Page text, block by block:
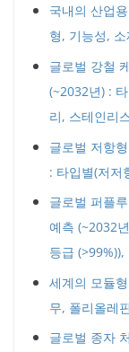
국내의 산업
형, 기능성,
글로벌 강철
(~2032년) :
리, 스테인리
글로벌 저항
: 타입별(저저
글로벌 퍼플
예측 (~2032
등급 (>99%)),
세계의 모듈
무, 폴리올레핀
글로벌 종자